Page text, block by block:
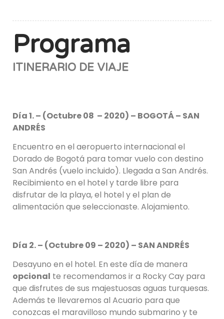
Programa
ITINERARIO DE VIAJE
Día 1. – (Octubre 08 – 2020) – BOGOTÁ – SAN
ANDRÉS
Encuentro en el aeropuerto internacional el
Dorado de Bogotá para tomar vuelo con destino
San Andrés (vuelo incluido). Llegada a San Andrés.
Recibimiento en el hotel y tarde libre para
disfrutar de la playa, el hotel y el plan de
alimentación que seleccionaste. Alojamiento.
Día 2. – (Octubre 09 – 2020) – SAN ANDRÉS
Desayuno en el hotel. En este día de manera
opcional te recomendamos ir a Rocky Cay para
que disfrutes de sus majestuosas aguas turquesas.
Además te llevaremos al Acuario para que
conozcas el maravilloso mundo submarino y te